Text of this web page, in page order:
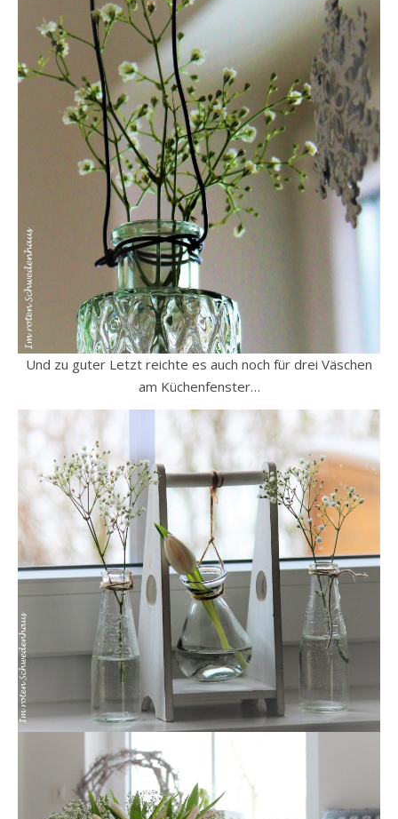
Und zu guter Letzt reichte es auch noch für drei Väschen
am Küchenfenster…